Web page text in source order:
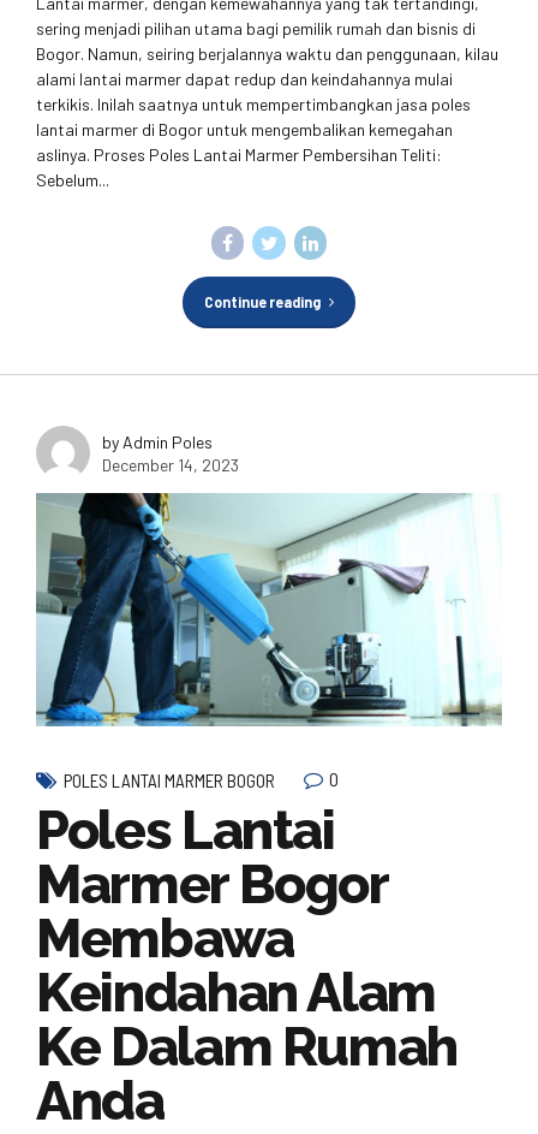
sering menjadi pilihan utama bagi pemilik rumah dan bisnis di
Bogor. Namun, seiring berjalannya waktu dan penggunaan, kilau
alami lantai marmer dapat redup dan keindahannya mulai
terkikis. Inilah saatnya untuk mempertimbangkan jasa poles
lantai marmer di Bogor untuk mengembalikan kemegahan
aslinya. Proses Poles Lantai Marmer Pembersihan Teliti:
Sebelum...
Continue reading
by Admin Poles
December 14, 2023
POLES LANTAI MARMER BOGOR 0
Poles Lantai
Marmer Bogor
Membawa
Keindahan Alam
Ke Dalam Rumah
Anda